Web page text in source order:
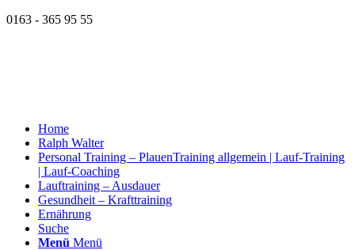
0163 - 365 95 55
Home
Ralph Walter
Personal Training – PlauenTraining allgemein | Lauf-Training
| Lauf-Coaching
Lauftraining – Ausdauer
Gesundheit – Krafttraining
Ernährung
Suche
Menü Menü